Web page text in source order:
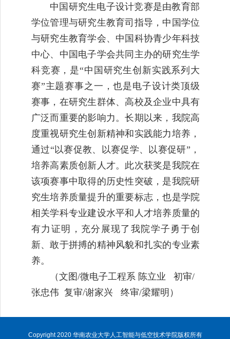
中国研究生电子设计竞赛是由教育部
学位管理与研究生教育司指导，中国学位
与研究生教育学会、中国科协青少年科技
中心、中国电子学会共同主办的研究生学
科竞赛，是“中国研究生创新实践系列大
赛”主题赛事之一，也是电子设计类顶级
赛事，在研究生群体、高校及企业中具有
广泛而重要的影响力。长期以来，我院高
度重视研究生创新精神和实践能力培养，
通过“以赛促教、以赛促学、以赛促研”，
培养高素质创新人才。此次获奖是我院在
该项赛事中取得的历史性突破，是我院研
究生培养质量提升的重要标志，也是学院
相关学科专业建设水平和人才培养质量的
有力证明，充分展现了我院学子勇于创
新、敢于拼搏的精神风貌和扎实的专业素
养。
（文图/微电子工程系 陈立业 初审/
张忠伟 复审/谢家兴 终审/梁耀明）
Copyright 2020 华南农业大学人工智能与低空技术学院版权所有